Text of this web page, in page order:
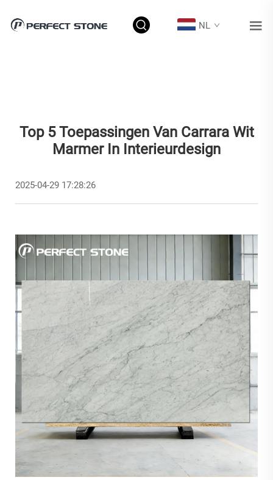
NL
Top 5 Toepassingen Van Carrara Wit
Marmer In Interieurdesign
2025-04-29 17:28:26